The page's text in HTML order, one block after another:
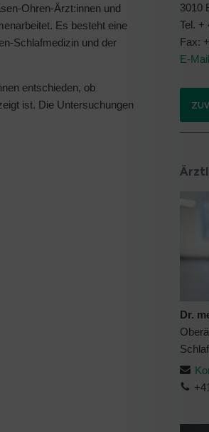
Ohren-Ärzt:innen und
Es besteht eine
Schlafmedizin und der
entschieden, ob
ist. Die Untersuchungen
3010
Tel. +
Fax:
E-Mail
Dr.